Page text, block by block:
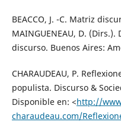
BEACCO, J. -C. Matriz
MAINGUENEAU, D.
discurso. Buenos Aires:
CHARAUDEAU, P.
populista. Discurso &
Disponible en: <http://
charaudeau.com/